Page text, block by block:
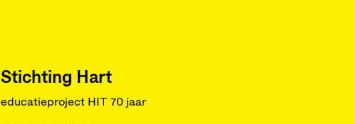
Stichting Hart
educatieproject HIT 70 jaar